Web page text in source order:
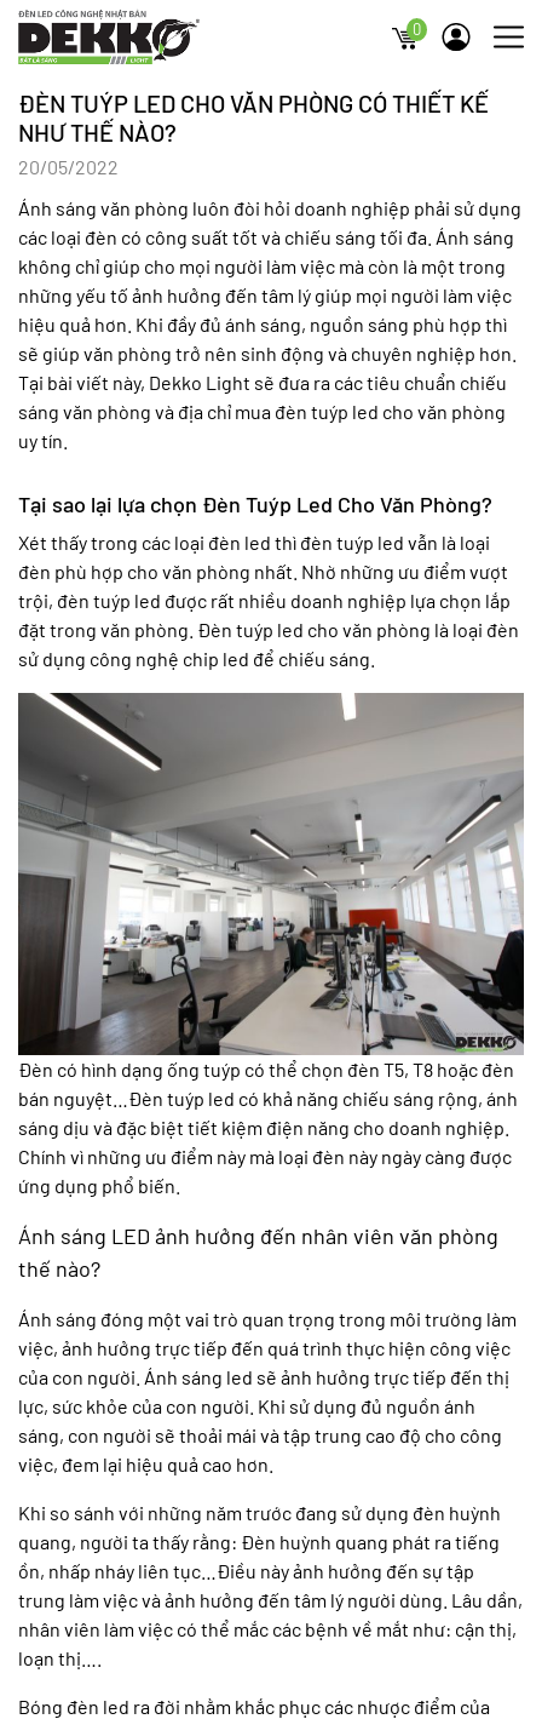
0
ĐÈN TUÝP LED CHO VĂN PHÒNG CÓ THIẾT KẾ
NHƯ THẾ NÀO?
20/05/2022
Ánh sáng văn phòng luôn đòi hỏi doanh nghiệp phải sử dụng
các loại đèn có công suất tốt và chiếu sáng tối đa. Ánh sáng
không chỉ giúp cho mọi người làm việc mà còn là một trong
những yếu tố ảnh hưởng đến tâm lý giúp mọi người làm việc
hiệu quả hơn. Khi đầy đủ ánh sáng, nguồn sáng phù hợp thì
sẽ giúp văn phòng trở nên sinh động và chuyên nghiệp hơn.
Tại bài viết này, Dekko Light sẽ đưa ra các tiêu chuẩn chiếu
sáng văn phòng và địa chỉ mua đèn tuýp led cho văn phòng
uy tín.
Tại sao lại lựa chọn Đèn Tuýp Led Cho Văn Phòng?
Xét thấy trong các loại đèn led thì đèn tuýp led vẫn là loại
đèn phù hợp cho văn phòng nhất. Nhờ những ưu điểm vượt
trội, đèn tuýp led được rất nhiều doanh nghiệp lựa chọn lắp
đặt trong văn phòng. Đèn tuýp led cho văn phòng là loại đèn
sử dụng công nghệ chip led để chiếu sáng.
Đèn có hình dạng ống tuýp có thể chọn đèn T5, T8 hoặc đèn
bán nguyệt…Đèn tuýp led có khả năng chiếu sáng rộng, ánh
sáng dịu và đặc biệt tiết kiệm điện năng cho doanh nghiệp.
Chính vì những ưu điểm này mà loại đèn này ngày càng được
ứng dụng phổ biến.
Ánh sáng LED ảnh hưởng đến nhân viên văn phòng
thế nào?
Ánh sáng đóng một vai trò quan trọng trong môi trường làm
việc, ảnh hưởng trực tiếp đến quá trình thực hiện công việc
của con người. Ánh sáng led sẽ ảnh hưởng trực tiếp đến thị
lực, sức khỏe của con người. Khi sử dụng đủ nguồn ánh
sáng, con người sẽ thoải mái và tập trung cao độ cho công
việc, đem lại hiệu quả cao hơn.
Khi so sánh với những năm trước đang sử dụng đèn huỳnh
quang, người ta thấy rằng: Đèn huỳnh quang phát ra tiếng
ồn, nhấp nháy liên tục…Điều này ảnh hưởng đến sự tập
trung làm việc và ảnh hưởng đến tâm lý người dùng. Lâu dần,
nhân viên làm việc có thể mắc các bệnh về mắt như: cận thị,
loạn thị….
Bóng đèn led ra đời nhằm khắc phục các nhược điểm của